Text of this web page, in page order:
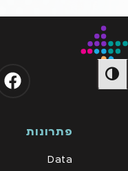
מתג ניגודיות גבוהה
פתרונות
Data